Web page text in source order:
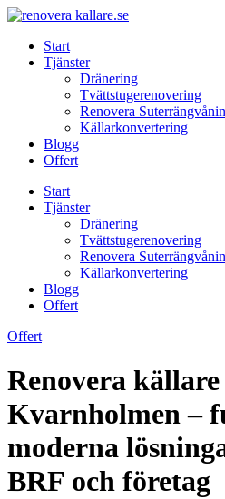
Skip
contentStart
Tjänster
Dränering
Tvättstugerenovering
Renovera
Källarkonvertering
Blogg
Offert
Start
Tjänster
Dränering
Tvättstugerenovering
Renovera
Källarkonvertering
Blogg
Offert
Offert
Renovera
Kvarnholmen –
moderna
BRF och företag